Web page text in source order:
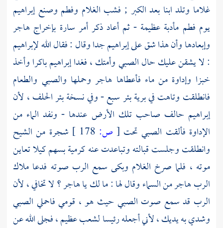
غلاما وتلد ابنا بعد الكبر ; فشب الغلام وفطم وصنعإبراهيم
يوم فطم مأدبة عظيمة - ثم أعاد ذكر أمر سارة بإخراج هاجر
وإبعادها وأن هذا شق علىإبراهيمجدا وقال : فقال اللهلإبراهيم
: لا يشقن عليك حال الصبي وأمتك ، فغداإبراهيمباكرا وأخذ
خبزا وإداوة من ماء فأعطاها هاجر وحملها والصبي والطعام
فانطلقت وتاهت في برية بئر سبع - وفي نسخة بئر الحلف ، لأن
إبراهيم حالف صاحب تلك الأرض عندها - ونفد الماء من
الإداوة فألقت الصبي تحت [ ص:
شجرة من الشيح
وانطلقت وجلست قبالته وتباعدت عنه كرمية بسهم كيلا تعاين
موته ، فلما صرخ الغلام وبكى سمع الرب صوته فدعا ملاك
الربهاجرمن السماء وقال لها : ما لك ياهاجر؟ لا تخافي ، لأن
الرب قد سمع صوت الصبي حيث هو ، قومي فاحملي الصبي
وشدي به يديك ، لأني أجعله رئيسا لشعب عظيم ، فجلى الله عن